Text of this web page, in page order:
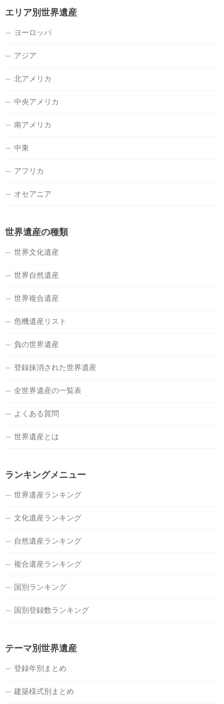
エリア別世界遺産
ヨーロッパ
アジア
北アメリカ
中央アメリカ
南アメリカ
中東
アフリカ
オセアニア
世界遺産の種類
世界文化遺産
世界自然遺産
世界複合遺産
危機遺産リスト
負の世界遺産
登録抹消された世界遺産
全世界遺産の一覧表
よくある質問
世界遺産とは
ランキングメニュー
世界遺産ランキング
文化遺産ランキング
自然遺産ランキング
複合遺産ランキング
国別ランキング
国別登録数ランキング
テーマ別世界遺産
登録年別まとめ
建築様式別まとめ